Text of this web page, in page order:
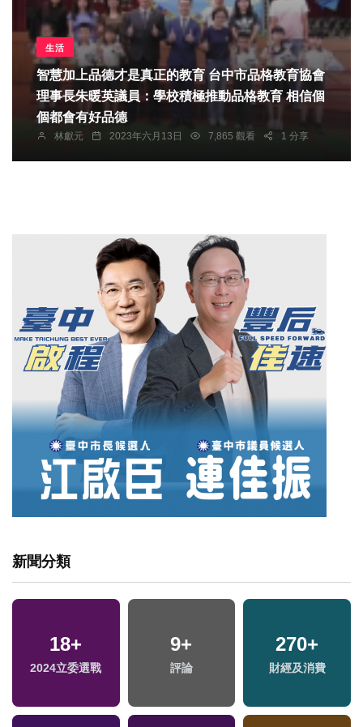
生活
智慧加上品德才是真正的教育 台中市品格教育協會
理事長朱暖英議員：學校積極推動品格教育 相信個
個都會有好品德
林獻元 2023年六月13日 7,865 觀看 1 分享
新聞分類
18+
2024立委選戰
9+
評論
270+
財經及消費